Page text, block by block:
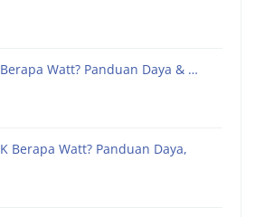
Berapa Watt? Panduan Daya & …
Berapa Watt? Panduan Daya,